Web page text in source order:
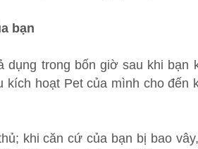
bạn
trong bốn giờ sau khi bạn
hoạt Pet của mình cho đến
khi căn cứ của bạn bị bao